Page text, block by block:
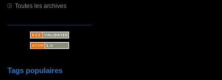
Toutes les archives
Tags populaires